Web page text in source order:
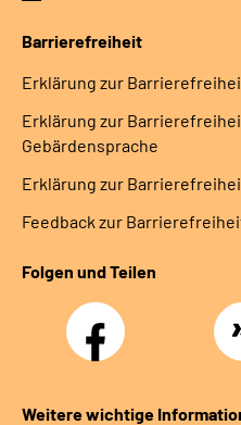
Barrierefreiheit
Erklärung zur
Erklärung zur
Gebärdensprache
Erklärung zur
Feedback zur
Folgen und Teilen
Facebook
Weitere wichtige